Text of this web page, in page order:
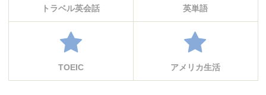
トラベル英会話 英単語
TOEIC アメリカ生活